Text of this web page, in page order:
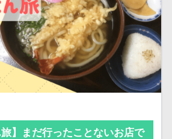
旅】まだ行ったことないお店で